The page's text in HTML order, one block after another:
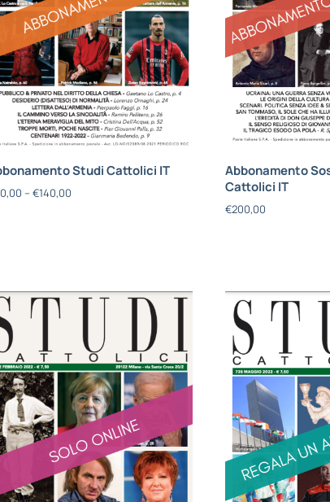
Studi Cattolici IT
– €140,00
Abbonamento
Cattolici IT
€200,00